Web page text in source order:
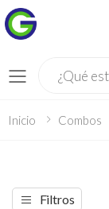
Menú
Inicio Combos
Filtros